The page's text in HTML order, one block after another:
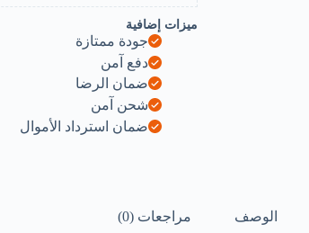
ميزات إضافية
جودة ممتازة
دفع آمن
ضمان الرضا
شحن آمن
ضمان استرداد الأموال
الوصف مراجعات (0)